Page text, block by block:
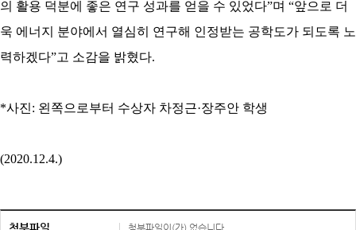
의 활용 덕분에 좋은 연구 성과를 얻을 수 있었다”며 “앞으로 더
욱 에너지 분야에서 열심히 연구해 인정받는 공학도가 되도록 노
력하겠다”고 소감을 밝혔다.
*사진: 왼쪽으로부터 수상자 차정근·장주안 학생
(2020.12.4.)
첨부파일 첨부파일이(가) 없습니다.